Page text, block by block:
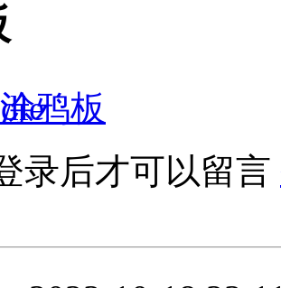
涂鸦板
录后才可以留言